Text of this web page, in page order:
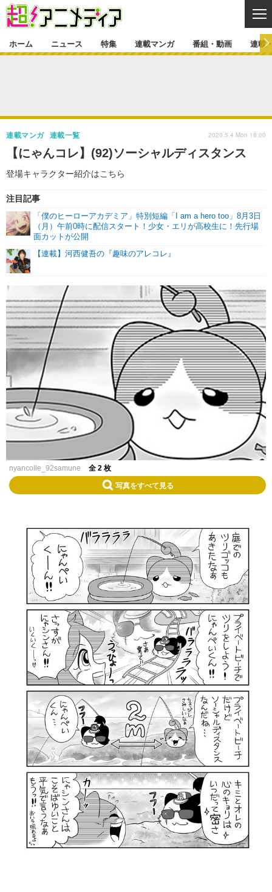
ゲーム・アプリ マンガ
舞台 新帝スタ
特集一覧 カバー
ラキりす
連載マンガ
連載マンガ一覧
番組・動画
番組・動画一覧
連載・ブログ
連載・ブログ一覧
編集部ブログ・お知らせ
ホーム ニュース 特集 連載マンガ 番組・動画 連載
【にゃんコレ】(92)ソーシャルディスタンス
登場キャラクター紹介はこちら
連載マンガ 連載一覧
注目記事
「僕のヒーローアカデミア」特別短編「I am a hero too」8月3日
（月）午前0時に配信スタート！少女・エリが高校生に！先行場
面カットが公開
【連載】河西健吾の『趣味のアレコレ』
2020.5.4 Mon 18:00
nyancolle_92samune 全 2 枚
写真をすべて見る